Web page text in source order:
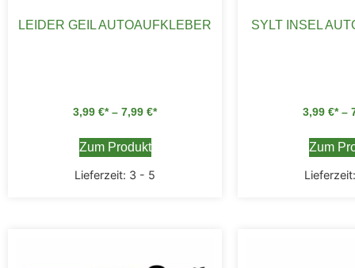
LEIDER GEIL AUTOAUFKLEBER
3,99 € – 7,99 €
Zum Produkt
Lieferzeit: 3 - 5
SYLT INSEL
3,99 € –
Zum